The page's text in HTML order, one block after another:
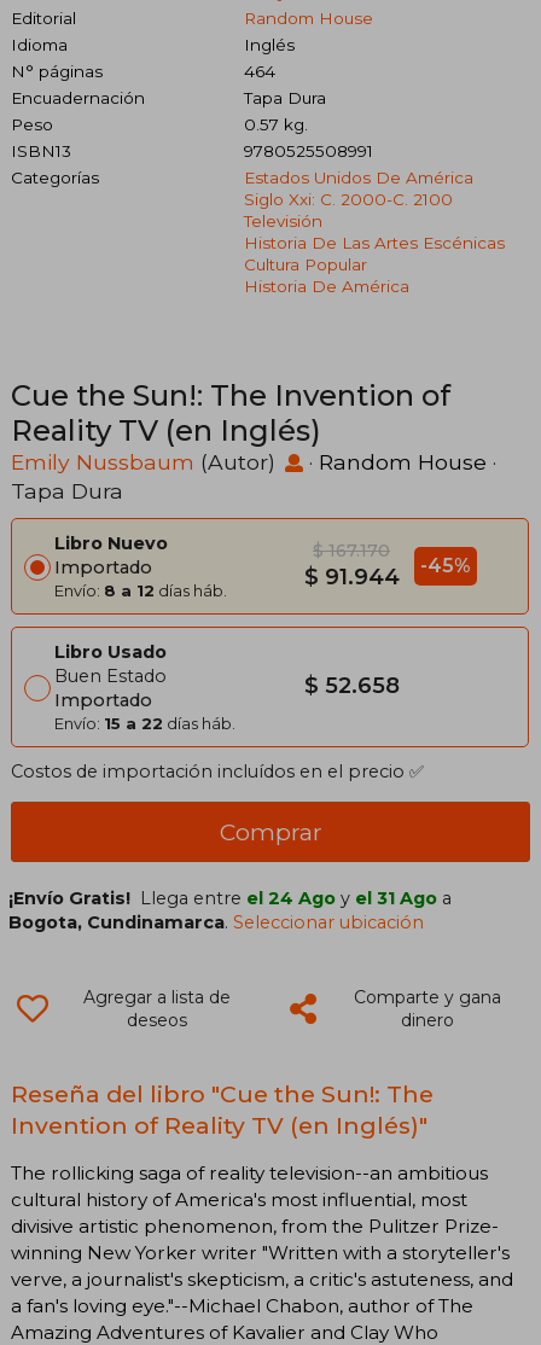
Editorial
Random House
Idioma
Inglés
N° páginas
464
Encuadernación
Tapa Dura
Peso
0.57 kg.
ISBN13
9780525508991
Categorías
Estados Unidos De América
Siglo Xxi: C. 2000-C. 2100
Televisión
Historia De Las Artes Escénicas
Cultura Popular
Historia De América
Cue the Sun!: The Invention of
Reality TV (en Inglés)
Emily Nussbaum (Autor) · Random House ·
Tapa Dura
Libro Nuevo
Importado
Envío: 8 a 12 días háb.
$ 167.170
$ 91.944 -45%
Libro Usado
Buen Estado
Importado
Envío: 15 a 22 días háb.
$ 52.658
Costos de importación incluídos en el precio ✅
Comprar
¡Envío Gratis! Llega entre el 24 Ago y el 31 Ago a
Bogota, Cundinamarca.Seleccionar ubicación
Agregar a lista de
deseos
Comparte y gana
dinero
Reseña del libro "Cue the Sun!: The
Invention of Reality TV (en Inglés)"
The rollicking saga of reality television--an ambitious
cultural history of America's most influential, most
divisive artistic phenomenon, from the Pulitzer Prize-
winning New Yorker writer "Written with a storyteller's
verve, a journalist's skepticism, a critic's astuteness, and
a fan's loving eye."--Michael Chabon, author of The
Amazing Adventures of Kavalier and Clay Who